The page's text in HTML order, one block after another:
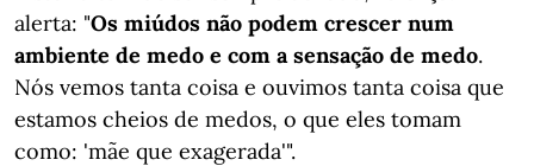
alerta: "Os miúdos não podem crescer num
ambiente de medo e com a sensação de medo.
Nós vemos tanta coisa e ouvimos tanta coisa que
estamos cheios de medos, o que eles tomam
como: 'mãe que exagerada'".